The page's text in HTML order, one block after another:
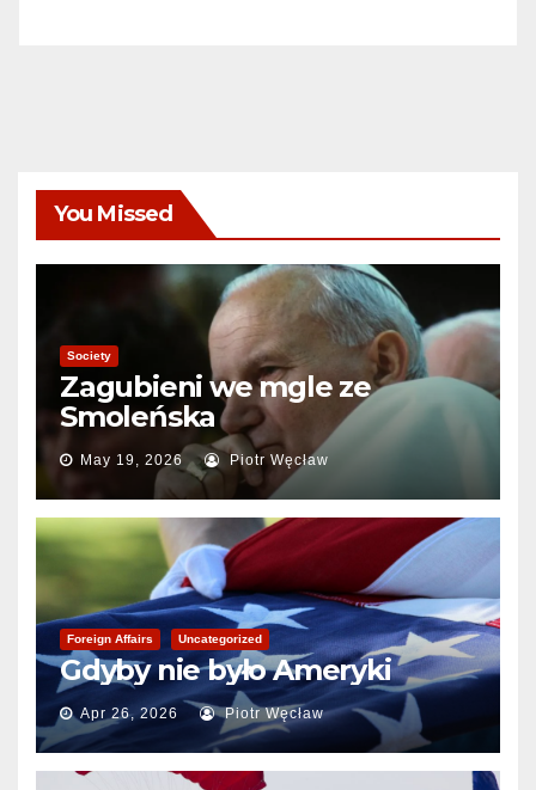
You Missed
Society
Zagubieni we mgle ze
Smoleńska
May 19, 2026 Piotr Węcław
Foreign Affairs Uncategorized
Gdyby nie było Ameryki
Apr 26, 2026 Piotr Węcław